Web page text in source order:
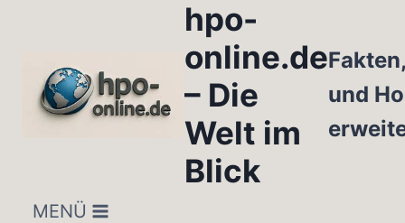
hpo-
online.de
– Die
Welt im
Blick
und
MENÜ